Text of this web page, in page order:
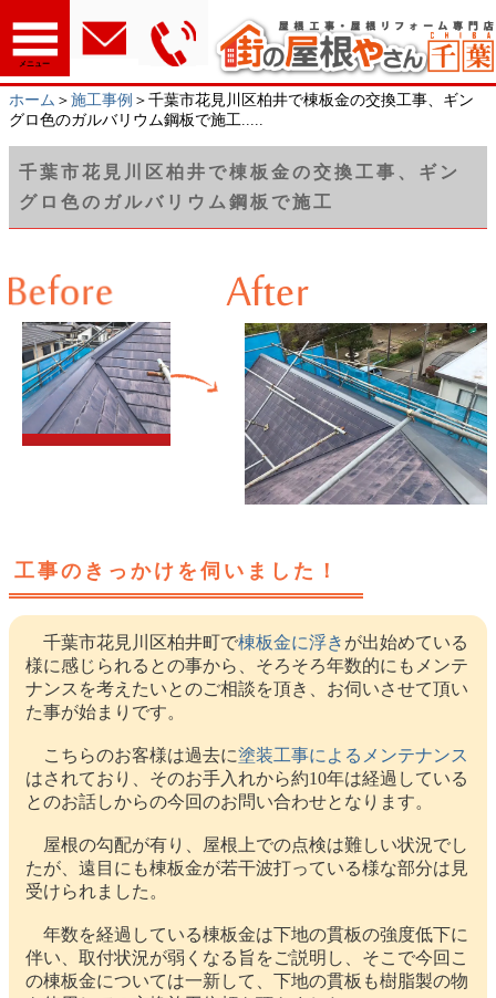
メニュー
ホーム ＞ 施工事例 ＞千葉市花見川区柏井で棟板金の交換工事、ギン
グロ色のガルバリウム鋼板で施工.....
千葉市花見川区柏井で棟板金の交換工事、ギン
グロ色のガルバリウム鋼板で施工
工事のきっかけを伺いました！
千葉市花見川区柏井町で棟板金に浮き が出始めている
様に感じられるとの事から、そろそろ年数的にもメンテ
ナンスを考えたいとのご相談を頂き、お伺いさせて頂い
た事が始まりです。
こちらのお客様は過去に塗装工事によるメンテナンス
はされており、そのお手入れから約10年は経過している
とのお話しからの今回のお問い合わせとなります。
屋根の勾配が有り、屋根上での点検は難しい状況でし
たが、遠目にも棟板金が若干波打っている様な部分は見
受けられました。
年数を経過している棟板金は下地の貫板の強度低下に
伴い、取付状況が弱くなる旨をご説明し、そこで今回こ
の棟板金については一新して、下地の貫板も樹脂製の物